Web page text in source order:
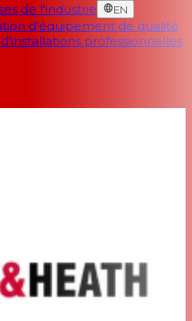
de l'industrie EN
d'équipement de qualité
professionnelles